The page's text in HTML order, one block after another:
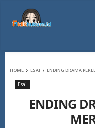
HOME ESAI ENDING DRAMA
Esai
ENDING